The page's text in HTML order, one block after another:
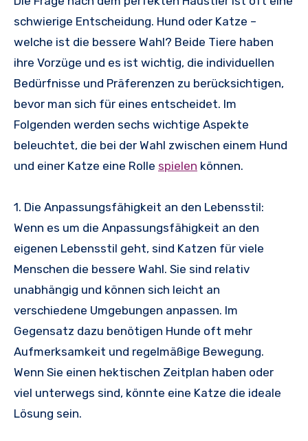
schwierige Entscheidung. Hund oder Katze –
welche ist die bessere Wahl? Beide Tiere haben
ihre Vorzüge und es ist wichtig, die individuellen
Bedürfnisse und Präferenzen zu berücksichtigen,
bevor man sich für eines entscheidet. Im
Folgenden werden sechs wichtige Aspekte
beleuchtet, die bei der Wahl zwischen einem Hund
und einer Katze eine Rolle spielen können.
1. Die Anpassungsfähigkeit an den Lebensstil:
Wenn es um die Anpassungsfähigkeit an den
eigenen Lebensstil geht, sind Katzen für viele
Menschen die bessere Wahl. Sie sind relativ
unabhängig und können sich leicht an
verschiedene Umgebungen anpassen. Im
Gegensatz dazu benötigen Hunde oft mehr
Aufmerksamkeit und regelmäßige Bewegung.
Wenn Sie einen hektischen Zeitplan haben oder
viel unterwegs sind, könnte eine Katze die ideale
Lösung sein.